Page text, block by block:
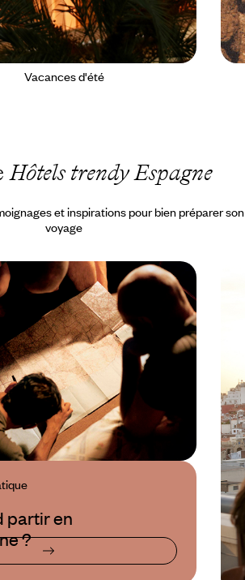
Vacances d'été
Hôtels trendy Espagne
et inspirations pour bien préparer son
voyage
partir en
?